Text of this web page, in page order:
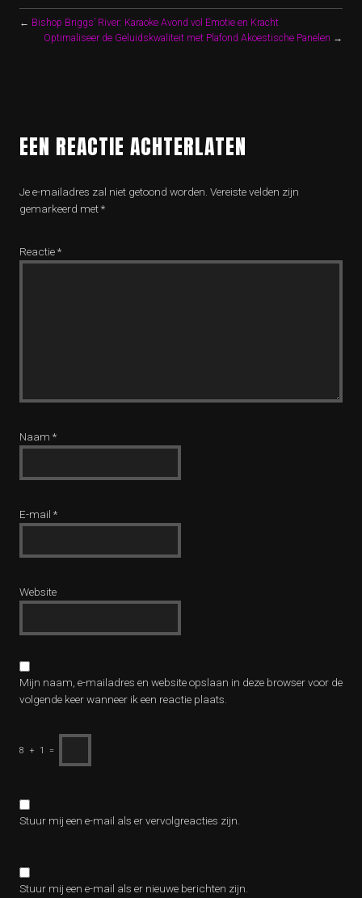
← Bishop Briggs’ River: Karaoke Avond vol Emotie en Kracht
Optimaliseer de Geluidskwaliteit met Plafond Akoestische Panelen →
EEN REACTIE ACHTERLATEN
Je e-mailadres zal niet getoond worden. Vereiste velden zijn
gemarkeerd met*
Reactie*
Naam *
E-mail *
Website
Mijn naam, e-mailadres en website opslaan in deze browser voor de
volgende keer wanneer ik een reactie plaats.
8 + 1 =
Stuur mij een e-mail als er vervolgreacties zijn.
Stuur mij een e-mail als er nieuwe berichten zijn.